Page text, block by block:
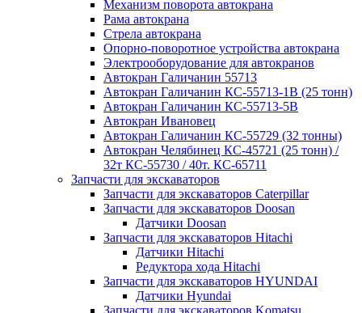
Механизм поворота автокрана
Рама автокрана
Стрела автокрана
Опорно-поворотное устройства автокрана
Электрооборудование для автокранов
Автокран Галичанин 55713
Автокран Галичанин КС-55713-1В (25 тонн)
Автокран Галичанин КС-55713-5В
Автокран Ивановец
Автокран Галичанин КС-55729 (32 тонны)
Автокран Челябинец КС-45721 (25 тонн) /
32т КС-55730 / 40т. КС-65711
Запчасти для экскаваторов
Запчасти для экскаваторов Caterpillar
Запчасти для экскаваторов Doosan
Датчики Doosan
Запчасти для экскаваторов Hitachi
Датчики Hitachi
Редуктора хода Hitachi
Запчасти для экскаваторов HYUNDAI
Датчики Hyundai
Запчасти для экскаваторов Komatsu